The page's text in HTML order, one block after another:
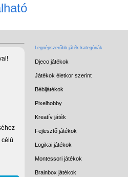
célú
Legnépszerűbb játék kategóriák
Djeco játékok
Játékok életkor szerint
Bébijátékok
Pixelhobby
Kreatív játék
Fejlesztő játékok
Logikai játékok
Montessori játékok
Brainbox játékok